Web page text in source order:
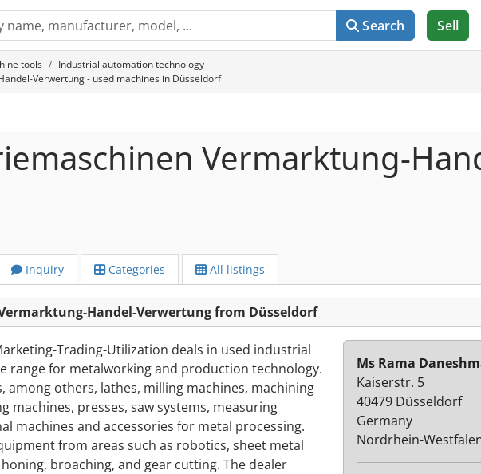
Search Sell
tools
Industrial automation technology
Verwertung - used machines in Düsseldorf
Vermarktung-
Inquiry Categories All listings
Handel-Verwertung from Düsseldorf
Trading-Utilization deals in used industrial
range for metalworking and production technology.
among others, lathes, milling machines, machining
machines, presses, saw systems, measuring
machines and accessories for metal processing.
from areas such as robotics, sheet metal
broaching, and gear cutting. The dealer
Ms Rama
Kaiserstr. 5
40479 Düsseldorf
Germany
Nordrhein-